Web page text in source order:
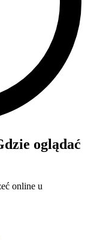
oglądać
online u